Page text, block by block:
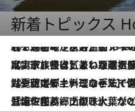
新着トピックス
2026.8.7
【トンボの足水浴】ヒノキの香りに包まれて涼感マックス！約13℃の湧水かけ流しを避暑地「星野温泉 トンボの湯」で体験
2026.7.31
【ホテル帰省】という選択肢をOMOが提案。家族とほどよい距離を保つには「昼は実
2026.7.24
【夏限定ディナーコース】旬を迎える稚鮎や花ズッキーニなどをイタリア・トスカーナの郷土
2026.7.17
「土佐和ハーブかき氷」がOMO7高知に登場！生姜、山椒、大葉など目にも舌にも涼を呼ぶ郷土の味